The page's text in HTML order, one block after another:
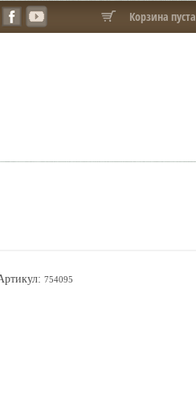
Корзина пуста
754095